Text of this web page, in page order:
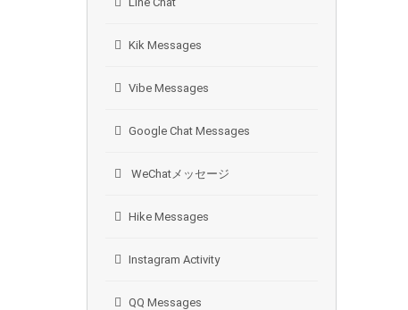
Kik Messages
Vibe Messages
Google Chat Messages
WeChatメッセージ
Hike Messages
Instagram Activity
QQ Messages